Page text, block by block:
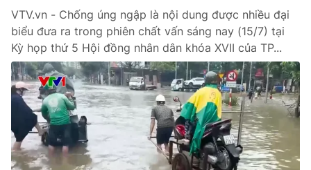
THỜI BÁO VTV
Theo dõi báo trên
Cơ quan chủ quản:Đài Truyền hình Việt Nam
Cơ quan báo chí:Thời báo VTV
VTV.vn - Chống úng ngập là nội dung được nhiều đại
biểu đưa ra trong phiên chất vấn sáng nay (15/7) tại
Kỳ họp thứ 5 Hội đồng nhân dân khóa XVII của TP...